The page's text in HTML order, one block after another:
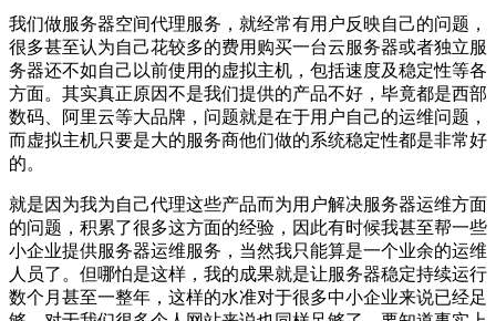
我们做服务器空间代理服务，就经常有用户反映自己的问题，
很多甚至认为自己花较多的费用购买一台云服务器或者独立服
务器还不如自己以前使用的虚拟主机，包括速度及稳定性等各
方面。其实真正原因不是我们提供的产品不好，毕竟都是西部
数码、阿里云等大品牌，问题就是在于用户自己的运维问题，
而虚拟主机只要是大的服务商他们做的系统稳定性都是非常好
的。
就是因为我为自己代理这些产品而为用户解决服务器运维方面
的问题，积累了很多这方面的经验，因此有时候我甚至帮一些
小企业提供服务器运维服务，当然我只能算是一个业余的运维
人员了。但哪怕是这样，我的成果就是让服务器稳定持续运行
数个月甚至一整年，这样的水准对于很多中小企业来说已经足